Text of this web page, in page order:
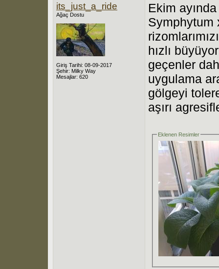
its_just_a_ride
Ağaç Dostu
Giriş Tarihi: 08-09-2017
Şehir: Milky Way
Mesajlar: 620
Ekim
Symphytum
hızlı
geçenler
uygulama
gölgeyi
aşırı
Eklenen Resimler